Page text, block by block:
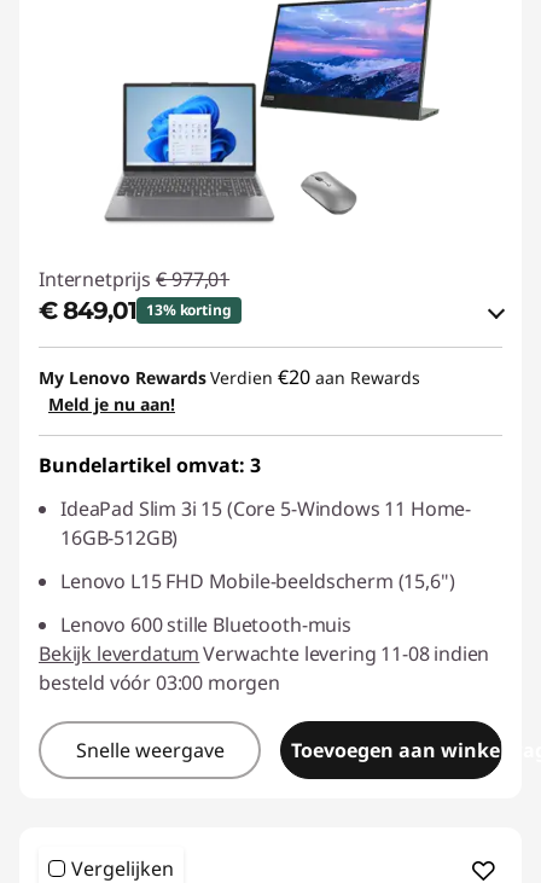
Internetprijs € 977,01
€ 849,01 13% korting
eCoupon-besparingen :-€ 128,00
eCoupon gebruiken :
My Lenovo RewardsVerdien €20 aan Rewards
Meld je nu aan!
Bundelartikel omvat: 3
IdeaPad Slim 3i 15 (Core 5-Windows 11 Home-
16GB-512GB)
Lenovo L15 FHD Mobile-beeldscherm (15,6")
Lenovo 600 stille Bluetooth-muis
Bekijk leverdatumVerwachte levering 11-08 indien
besteld vóór 03:00 morgen
Snelle weergave Toevoegen aan
Vergelijken